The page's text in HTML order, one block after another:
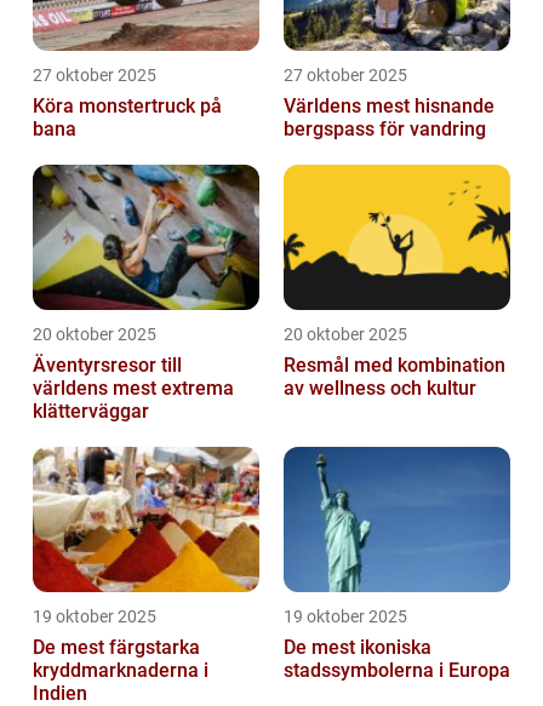
27 oktober 2025
Köra monstertruck på
bana
27 oktober 2025
Världens mest hisnande
bergspass för vandring
20 oktober 2025
Äventyrsresor till
världens mest extrema
klätterväggar
20 oktober 2025
Resmål med kombination
av wellness och kultur
19 oktober 2025
De mest färgstarka
kryddmarknaderna i
Indien
19 oktober 2025
De mest ikoniska
stadssymbolerna i Europa